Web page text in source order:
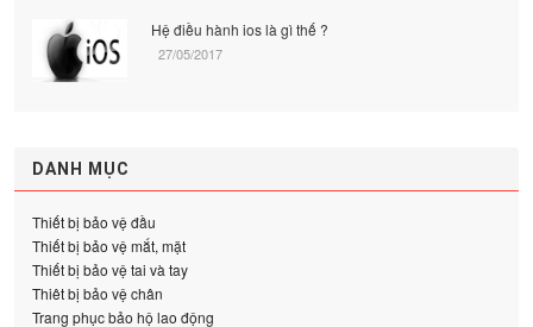
Hệ điều hành ios là gì thế ?
27/05/2017
DANH MỤC
Thiết bị bảo vệ đầu
Thiết bị bảo vệ mắt, mặt
Thiết bị bảo vệ tai và tay
Thiêt bị bảo vệ chân
Trang phục bảo hộ lao động